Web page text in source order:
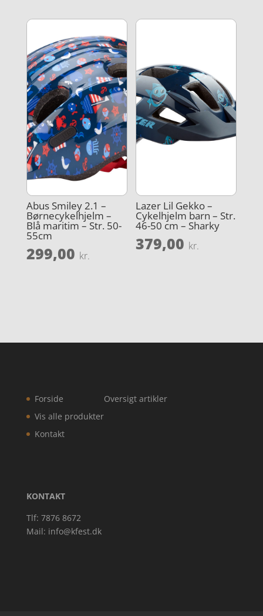
Abus Smiley 2.1 –
Børnecykelhjelm –
Blå maritim – Str. 50-
55cm
299,00 kr.
Lazer Lil Gekko –
Cykelhjelm barn – Str.
46-50 cm – Sharky
379,00 kr.
Forside
Vis alle produkter
Kontakt
Oversigt artikler
KONTAKT
Tlf: 7876 8672
Mail: info@kfest.dk